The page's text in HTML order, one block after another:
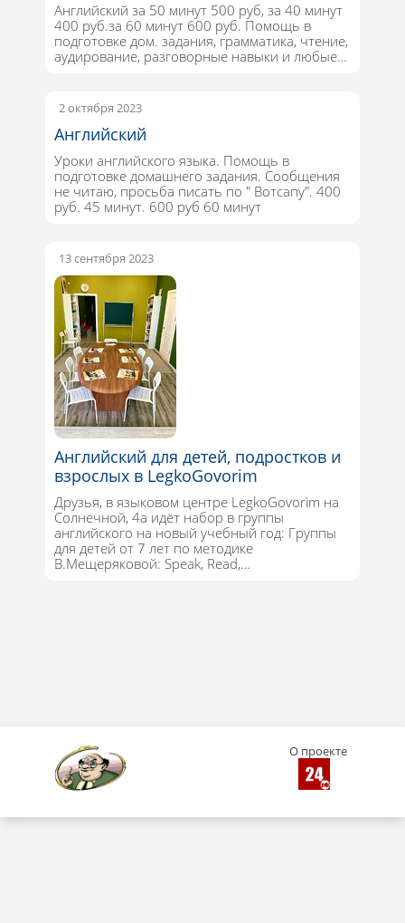
Английский за 50 минут 500 руб, за 40 минут
400 руб.за 60 минут 600 руб. Помощь в
подготовке дом. задания, грамматика, чтение,
аудирование, разговорные навыки и любые…
2 октября 2023
Английский
Уроки английского языка. Помощь в
подготовке домашнего задания. Сообщения
не читаю, просьба писать по " Вотсапу". 400
руб. 45 минут. 600 руб 60 минут
13 сентября 2023
Английский для детей, подростков и
взрослых в LegkoGovorim
Друзья, в языковом центре LegkoGovorim на
Солнечной, 4а идёт набор в группы
английского на новый учебный год: Группы
для детей от 7 лет по методике
В.Мещеряковой: Speak, Read,…
О проекте